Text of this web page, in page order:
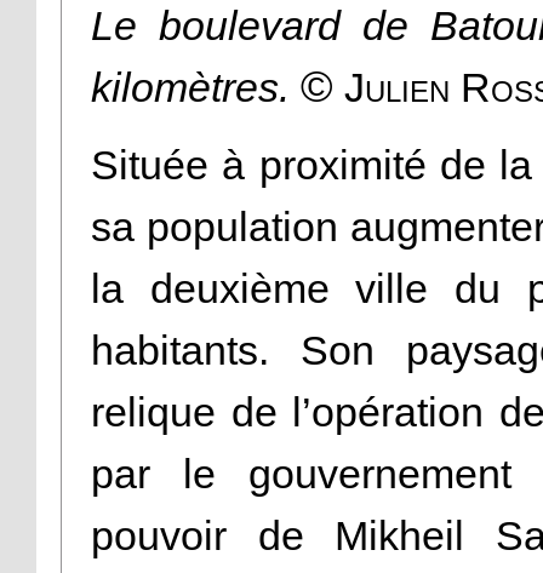
Le boulevard de
kilomètres. © Julien
Située à proximité de
sa population
la deuxième ville du
habitants. Son
relique de l’opération
par le gouvernement
pouvoir de Mikheil